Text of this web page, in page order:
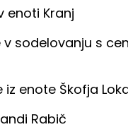
enoti Kranj
v sodelovanju s
iz enote Škofja
Rabič